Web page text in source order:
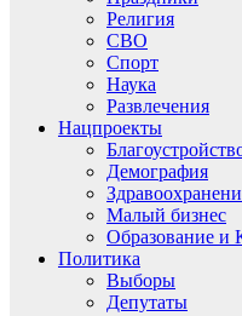
Религия
СВО
Спорт
Наука
Развлечения
Нацпроекты
Демография
Малый бизнес
Образование и
Политика
Выборы
Депутаты